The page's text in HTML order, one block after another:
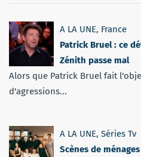
A LA UNE, France
Patrick Bruel : ce
Zénith passe mal
Alors que Patrick Bruel fait
d'agressions...
A LA UNE, Séries Tv
Scènes de